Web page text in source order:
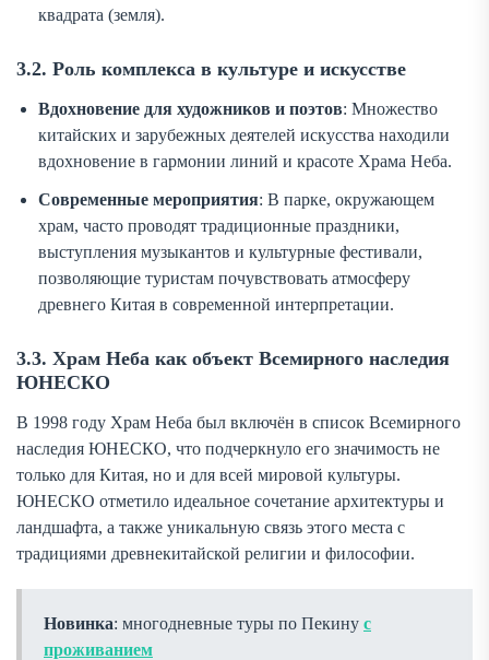
квадрата (земля).
3.2. Роль комплекса в культуре и искусстве
Вдохновение для художников и поэтов: Множество
китайских и зарубежных деятелей искусства находили
вдохновение в гармонии линий и красоте Храма Неба.
Современные мероприятия: В парке, окружающем
храм, часто проводят традиционные праздники,
выступления музыкантов и культурные фестивали,
позволяющие туристам почувствовать атмосферу
древнего Китая в современной интерпретации.
3.3. Храм Неба как объект Всемирного наследия
ЮНЕСКО
В 1998 году Храм Неба был включён в список Всемирного
наследия ЮНЕСКО, что подчеркнуло его значимость не
только для Китая, но и для всей мировой культуры.
ЮНЕСКО отметило идеальное сочетание архитектуры и
ландшафта, а также уникальную связь этого места с
традициями древнекитайской религии и философии.
Новинка: многодневные туры по Пекину с
проживанием